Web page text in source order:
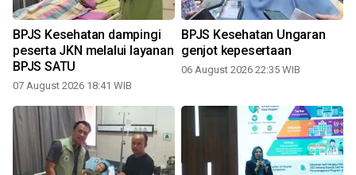
BPJS Kesehatan dampingi
peserta JKN melalui layanan
BPJS SATU
07 August 2026 18:41 WIB
BPJS Kesehatan Ungaran
genjot kepesertaan
06 August 2026 22:35 WIB